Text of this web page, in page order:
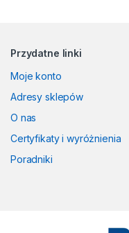
Przydatne linki
Moje konto
Adresy sklepów
O nas
Certyfikaty i wyróżnienia
Poradniki